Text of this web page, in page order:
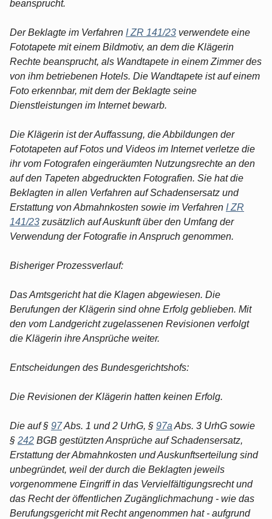
beansprucht.
Der Beklagte im Verfahren I ZR 141/23 verwendete eine
Fototapete mit einem Bildmotiv, an dem die Klägerin
Rechte beansprucht, als Wandtapete in einem Zimmer des
von ihm betriebenen Hotels. Die Wandtapete ist auf einem
Foto erkennbar, mit dem der Beklagte seine
Dienstleistungen im Internet bewarb.
Die Klägerin ist der Auffassung, die Abbildungen der
Fototapeten auf Fotos und Videos im Internet verletze die
ihr vom Fotografen eingeräumten Nutzungsrechte an den
auf den Tapeten abgedruckten Fotografien. Sie hat die
Beklagten in allen Verfahren auf Schadensersatz und
Erstattung von Abmahnkosten sowie im Verfahren I ZR
141/23 zusätzlich auf Auskunft über den Umfang der
Verwendung der Fotografie in Anspruch genommen.
Bisheriger Prozessverlauf:
Das Amtsgericht hat die Klagen abgewiesen. Die
Berufungen der Klägerin sind ohne Erfolg geblieben. Mit
den vom Landgericht zugelassenen Revisionen verfolgt
die Klägerin ihre Ansprüche weiter.
Entscheidungen des Bundesgerichtshofs:
Die Revisionen der Klägerin hatten keinen Erfolg.
Die auf § 97Abs. 1 und 2 UrhG, § 97a Abs. 3 UrhG sowie
§ 242 BGB gestützten Ansprüche auf Schadensersatz,
Erstattung der Abmahnkosten und Auskunftserteilung sind
unbegründet, weil der durch die Beklagten jeweils
vorgenommene Eingriff in das Vervielfältigungsrecht und
das Recht der öffentlichen Zugänglichmachung - wie das
Berufungsgericht mit Recht angenommen hat - aufgrund